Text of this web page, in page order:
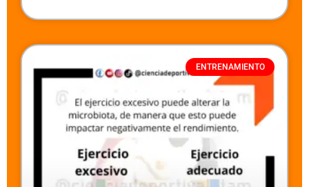
ENTRENAMIENTO